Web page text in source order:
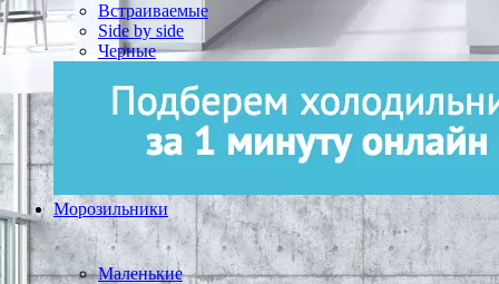
Встраиваемые
Side by side
Черные
Морозильники
Маленькие